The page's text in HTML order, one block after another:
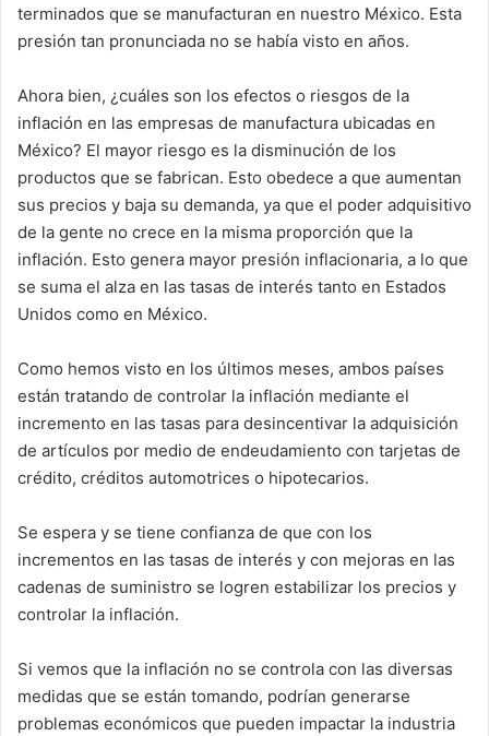
terminados que se manufacturan en nuestro México. Esta
presión tan pronunciada no se había visto en años.
Ahora bien, ¿cuáles son los efectos o riesgos de la
inflación en las empresas de manufactura ubicadas en
México? El mayor riesgo es la disminución de los
productos que se fabrican. Esto obedece a que aumentan
sus precios y baja su demanda, ya que el poder adquisitivo
de la gente no crece en la misma proporción que la
inflación. Esto genera mayor presión inflacionaria, a lo que
se suma el alza en las tasas de interés tanto en Estados
Unidos como en México.
Como hemos visto en los últimos meses, ambos países
están tratando de controlar la inflación mediante el
incremento en las tasas para desincentivar la adquisición
de artículos por medio de endeudamiento con tarjetas de
crédito, créditos automotrices o hipotecarios.
Se espera y se tiene confianza de que con los
incrementos en las tasas de interés y con mejoras en las
cadenas de suministro se logren estabilizar los precios y
controlar la inflación.
Si vemos que la inflación no se controla con las diversas
medidas que se están tomando, podrían generarse
problemas económicos que pueden impactar la industria